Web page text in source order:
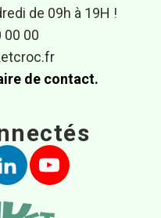
de 09h à 19H !
00 00
de contact.